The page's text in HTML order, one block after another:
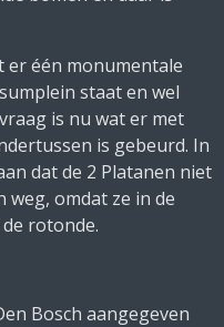
er één monumentale
staat en wel
is nu wat er met
is gebeurd. In
dat de 2 Platanen niet
weg, omdat ze in de
rotonde.
Bosch aangegeven